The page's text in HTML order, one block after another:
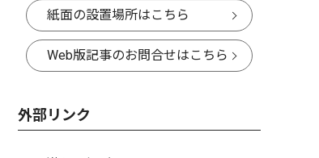
紙面の設置場所はこちら
Web版記事のお問合せはこちら
外部リンク